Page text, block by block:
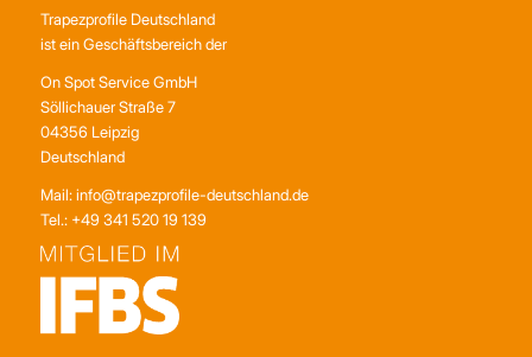
Trapezprofile Deutschland
ist ein Geschäftsbereich der
On Spot Service GmbH
Söllichauer Straße 7
04356 Leipzig
Deutschland
Mail: info@trapezprofile-deutschland.de
Tel.: +49 341 520 19 139